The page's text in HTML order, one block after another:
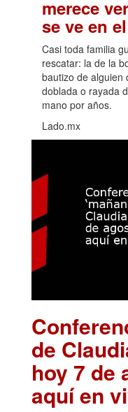
merece
se ve en
Casi toda familia
rescatar: la de la
bautizo de alguien
doblada o rayada
mano por años.
Lado.mx
de
hoy 7 de
aquí en